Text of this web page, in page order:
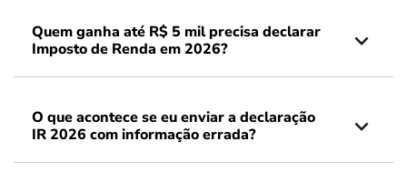
Quem ganha até R$ 5 mil precisa declarar
Imposto de Renda em 2026?
O que acontece se eu enviar a declaração
IR 2026 com informação errada?